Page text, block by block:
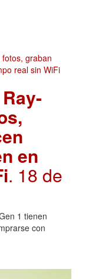
en
. 18 de
1 tienen
con